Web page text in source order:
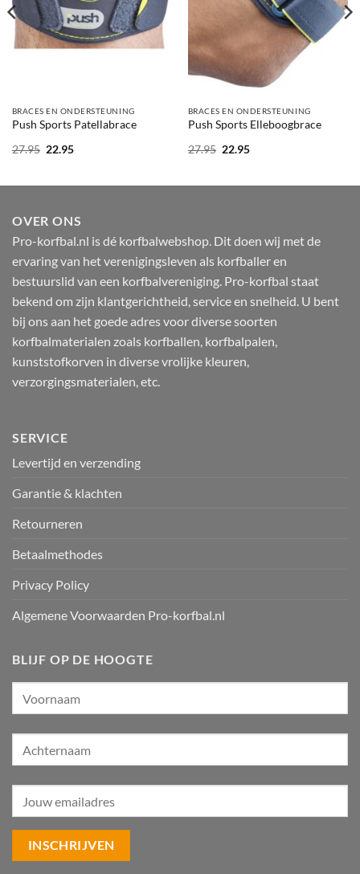
BRACES EN ONDERSTEUNING
Push Sports Patellabrace
27.95 Oorspronkelijke
22.95Huidige
BRACES EN ONDERSTEUNING
Push Sports Elleboogbrace
27.95 Oorspronkelijke
22.95Huidige
OVER ONS
Pro-korfbal.nl is dé korfbalwebshop. Dit doen wij met de
ervaring van het verenigingsleven als korfballer en
bestuurslid van een korfbalvereniging. Pro-korfbal staat
bekend om zijn klantgerichtheid, service en snelheid. U bent
bij ons aan het goede adres voor diverse soorten
korfbalmaterialen zoals korfballen, korfbalpalen,
kunststofkorven in diverse vrolijke kleuren,
verzorgingsmaterialen, etc.
SERVICE
Levertijd en verzending
Garantie & klachten
Retourneren
Betaalmethodes
Privacy Policy
Algemene Voorwaarden Pro-korfbal.nl
BLIJF OP DE HOOGTE